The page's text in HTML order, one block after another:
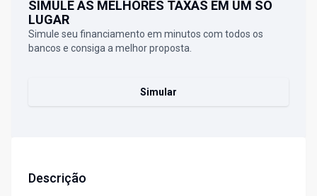
SIMULE AS MELHORES TAXAS EM UM SÓ
LUGAR
Simule seu financiamento em minutos com todos os
bancos e consiga a melhor proposta.
Simular
Descrição